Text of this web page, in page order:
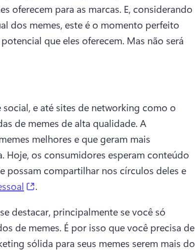
oferecem para as marcas. E, considerando
dos memes, este é o momento perfeito
que eles oferecem. Mas não será
e até sites de networking como o
de memes de alta qualidade. A
melhores e que geram mais
Hoje, os consumidores esperam conteúdo
possam compartilhar nos círculos deles e
(opens in a new tab)
.
destacar, principalmente se você só
de memes. É por isso que você precisa de
sólida para seus memes serem mais do